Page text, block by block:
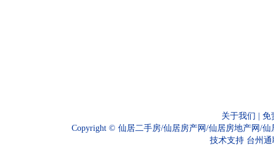
关于我们
免
Copyright © 仙居二手房/仙居房产网/仙居房地产网/
技术支持 台州